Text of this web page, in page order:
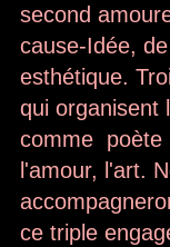
second
cause-Idée,
esthétique.
qui organisent
comme  poète
l'amour, l'art.
ce triple